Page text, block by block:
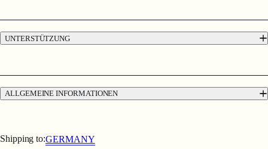
UNTERSTÜTZUNG
12 Woche Geldzurück Garantie
ALLGEMEINE INFORMATIONEN
Datenschutzerklärung
Shipping to:GERMANY